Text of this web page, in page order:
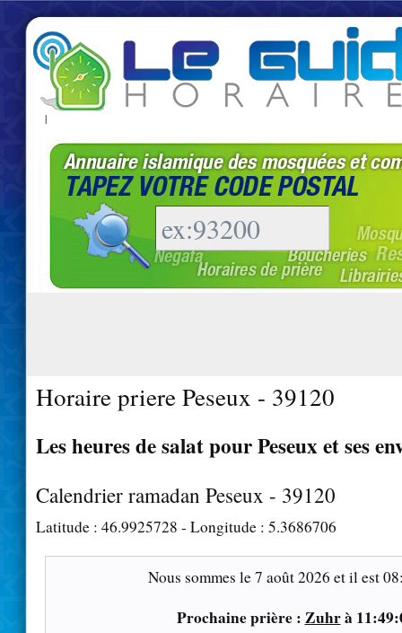
|
Horaire priere Peseux - 39120
Les heures de salat pour Peseux et ses
Calendrier ramadan Peseux - 39120
Latitude : 46.9925728 - Longitude : 5.3686706
Nous sommes le7 août 2026 et il est
Prochaine prière : Zuhrà